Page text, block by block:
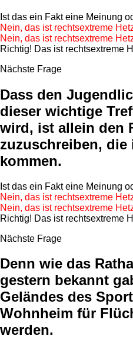
Ist das ein Fakteine Meinung
Nein, das ist rechtsextreme
Nein, das ist rechtsextreme
Richtig! Das ist rechtsextreme
Nächste Frage
Dass den
dieser wichtige
wird, ist allein den
zuzuschreiben, die
kommen.
Ist das ein Fakteine Meinung
Nein, das ist rechtsextreme
Nein, das ist rechtsextreme
Richtig! Das ist rechtsextreme
Nächste Frage
Denn wie das
gestern bekannt
Geländes des
Wohnheim für
werden.